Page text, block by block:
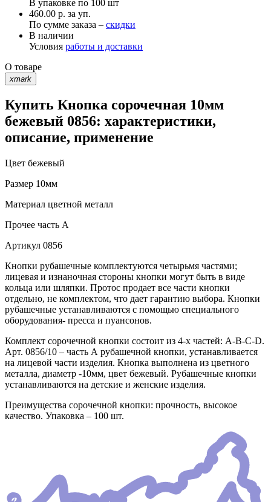
В упаковке по 100 шт
460.00 р. за уп.
По сумме заказа – скидки
В наличии
Условия работы и доставки
О товаре
xmark
Купить Кнопка сорочечная 10мм
бежевый 0856: характеристики,
описание, применение
Цвет бежевый
Размер 10мм
Материал цветной металл
Прочее часть A
Артикул 0856
Кнопки рубашечные комплектуются четырьмя частями;
лицевая и изнаночная стороны кнопки могут быть в виде
кольца или шляпки. Протос продает все части кнопки
отдельно, не комплектом, что дает гарантию выбора. Кнопки
рубашечные устанавливаются с помощью специального
оборудования- пресса и пуансонов.
Комплект сорочечной кнопки состоит из 4-х частей: А-В-С-D.
Арт. 0856/10 – часть А рубашечной кнопки, устанавливается
на лицевой части изделия. Кнопка выполнена из цветного
металла, диаметр -10мм, цвет бежевый. Рубашечные кнопки
устанавливаются на детские и женские изделия.
Преимущества сорочечной кнопки: прочность, высокое
качество. Упаковка – 100 шт.